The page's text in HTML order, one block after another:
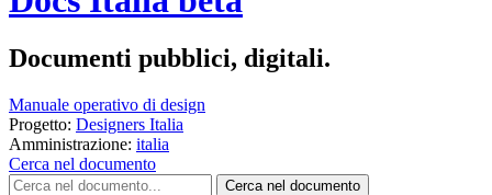
Documenti pubblici, digitali.
Manuale operativo di design
Progetto: Designers Italia
Amministrazione: italia
Cerca nel documento
Cerca nel documento